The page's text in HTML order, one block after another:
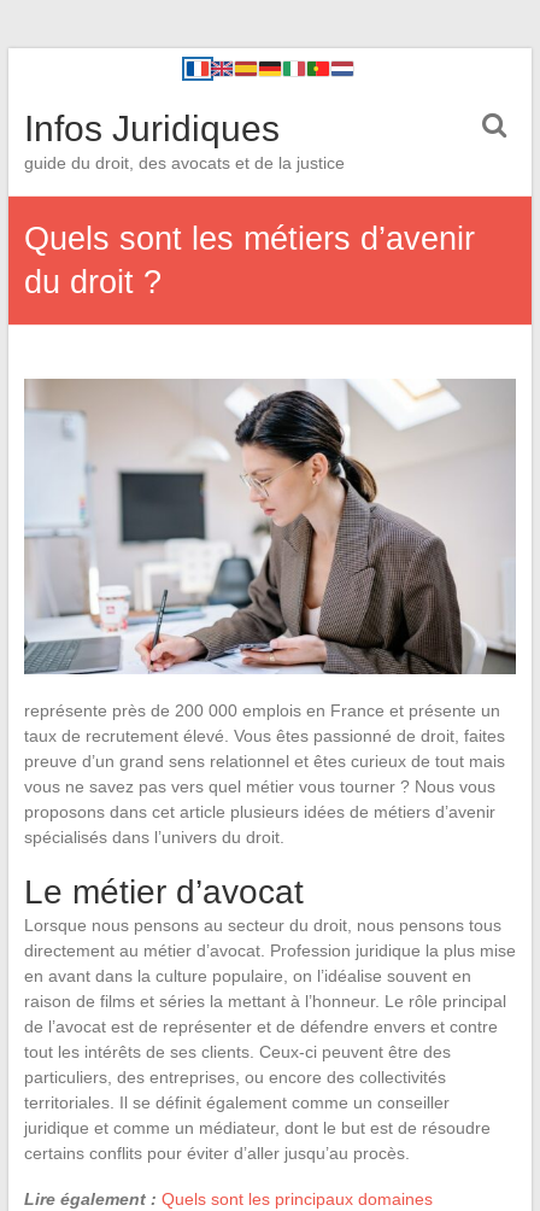
Infos Juridiques
guide du droit, des avocats et de la justice
Quels sont les métiers d’avenir
du droit ?
représente près de 200 000 emplois en France et présente un
taux de recrutement élevé. Vous êtes passionné de droit, faites
preuve d’un grand sens relationnel et êtes curieux de tout mais
vous ne savez pas vers quel métier vous tourner ? Nous vous
proposons dans cet article plusieurs idées de métiers d’avenir
spécialisés dans l’univers du droit.
Le métier d’avocat
Lorsque nous pensons au secteur du droit, nous pensons tous
directement au métier d’avocat. Profession juridique la plus mise
en avant dans la culture populaire, on l’idéalise souvent en
raison de films et séries la mettant à l’honneur. Le rôle principal
de l’avocat est de représenter et de défendre envers et contre
tout les intérêts de ses clients. Ceux-ci peuvent être des
particuliers, des entreprises, ou encore des collectivités
territoriales. Il se définit également comme un conseiller
juridique et comme un médiateur, dont le but est de résoudre
certains conflits pour éviter d’aller jusqu’au procès.
Lire également : Quels sont les principaux domaines